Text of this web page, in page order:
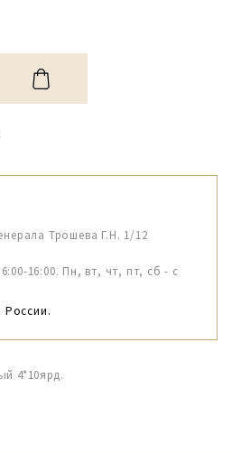
Трошева Г.Н. 1/12
16:00. Пн, вт, чт, пт, сб - с
России.
4*10ярд.